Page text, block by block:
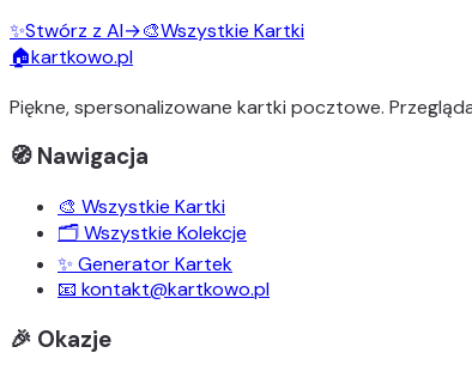
✨Stwórz z AI→🎨Wszystkie Kartki
🏠kartkowo.pl
Piękne, spersonalizowane kartki pocztowe.
🧭 Nawigacja
🎨 Wszystkie Kartki
🗂️ Wszystkie Kolekcje
✨ Generator Kartek
📧 kontakt@kartkowo.pl
🎉 Okazje